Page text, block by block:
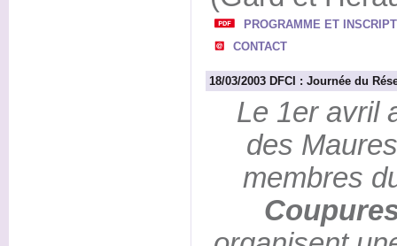
PROGRAMME ET
CONTACT
18/03/2003 DFCI : Journée du
Le 1er avril
des
membres